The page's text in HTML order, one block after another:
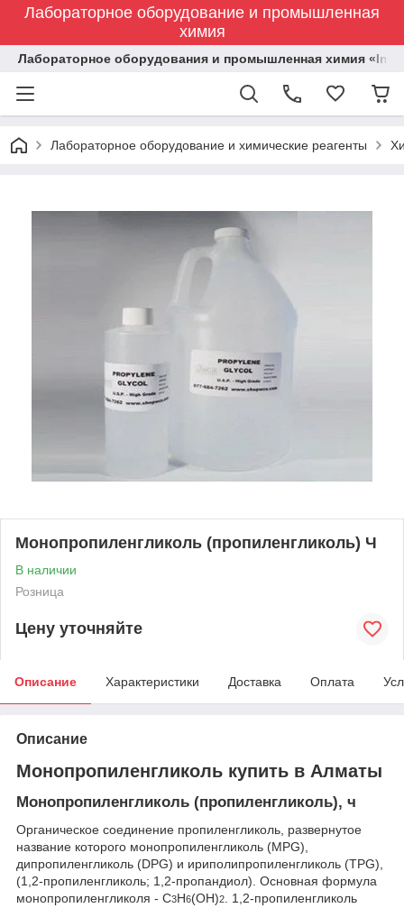
Лабораторное оборудование и промышленная
химия
Лабораторное оборудования и промышленная химия
Лабораторное оборудование и химические реагенты
Монопропиленгликоль (пропиленгликоль) Ч
В наличии
Розница
Цену уточняйте
Описание Характеристики Доставка Оплата
Описание
Монопропиленгликоль купить в Алматы
Монопропиленгликоль (пропиленгликоль), ч
Органическое соединение пропиленгликоль, развернутое
название которого монопропиленгликоль (MPG),
дипропиленгликоль (DPG) и ириполипропиленгликоль (TPG),
(1,2-пропиленгликоль; 1,2-пропандиол). Основная формула
монопропиленгликоля - C3H6(OH)2. 1,2-пропиленгликоль